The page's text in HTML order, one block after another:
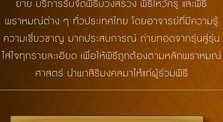
ยาย บริการรับจัดพิธีบวงสรวง พิธีไหว้ครู และพิธี
พราหมณ์ต่าง ๆ ทั่วประเทศไทย โดยอาจารย์ที่มีความรู้
ความเชี่ยวชาญ มากประสบการณ์ ถ่ายทอดจากรุ่นสู่รุ่น
ใส่ใจทุกรายละเอียด เพื่อให้พิธีถูกต้องตามหลักพราหมณ์
ศาสตร์ นำพาสิริมงคลมาให้แก่ผู้ร่วมพิธี